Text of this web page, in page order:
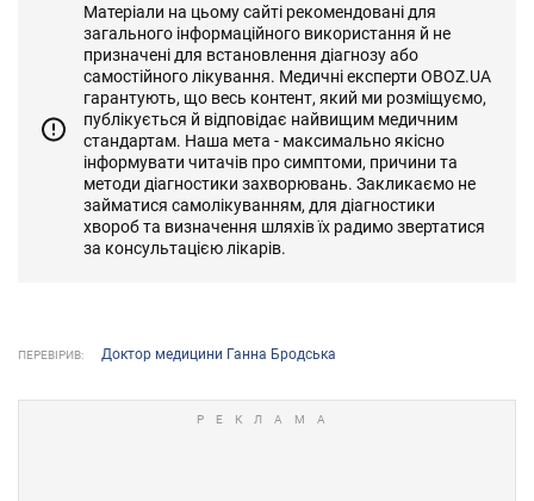
Матеріали на цьому сайті рекомендовані для
загального інформаційного використання й не
призначені для встановлення діагнозу або
самостійного лікування. Медичні експерти OBOZ.UA
гарантують, що весь контент, який ми розміщуємо,
публікується й відповідає найвищим медичним
стандартам. Наша мета - максимально якісно
інформувати читачів про симптоми, причини та
методи діагностики захворювань. Закликаємо не
займатися самолікуванням, для діагностики
хвороб та визначення шляхів їх радимо звертатися
за консультацією лікарів.
ПЕРЕВІРИВ: Доктор медицини Ганна Бродська